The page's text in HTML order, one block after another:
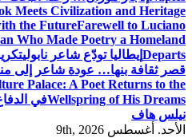
Meets Civilization and Heritage
the FutureFarewell to Luciano
Who Made Poetry a Homeland
Departs إيطاليا تودّع شاعر نابولي
قصر ثقافة بنها… عودة شاعر إلى
Palace: A Poet Returns to the
Wellspring of His Dreamsفي
نيلس هاف
الأحد. أغسطس 9th, 2026